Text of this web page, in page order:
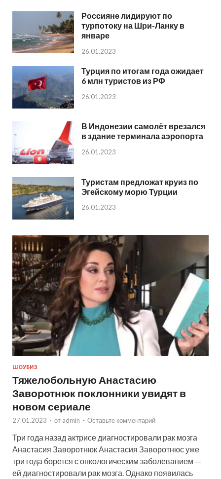
Россияне лидируют по
турпотоку на Шри-Ланку в
январе
26.01.2023
Турция по итогам года ожидает
6 млн туристов из РФ
26.01.2023
В Индонезии самолёт врезался
в здание терминала аэропорта
26.01.2023
Туристам предложат круиз по
Эгейскому морю Турции
26.01.2023
ШОУБИЗ
Тяжелобольную Анастасию
Заворотнюк поклонники увидят в
новом сериале
27.01.2023 - от admin - Оставьте комментарий
Три года назад актрисе диагностировали рак мозга
Анастасия Заворотнюк Анастасия Заворотнюс уже
три года борется с онкологическим заболеванием —
ей диагностировали рак мозга. Однако появилась